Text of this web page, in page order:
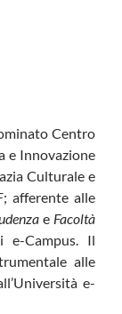
Centro
e Innovazione
Culturale e
afferente alle
e Facoltà
e-Campus. Il
alle
e-